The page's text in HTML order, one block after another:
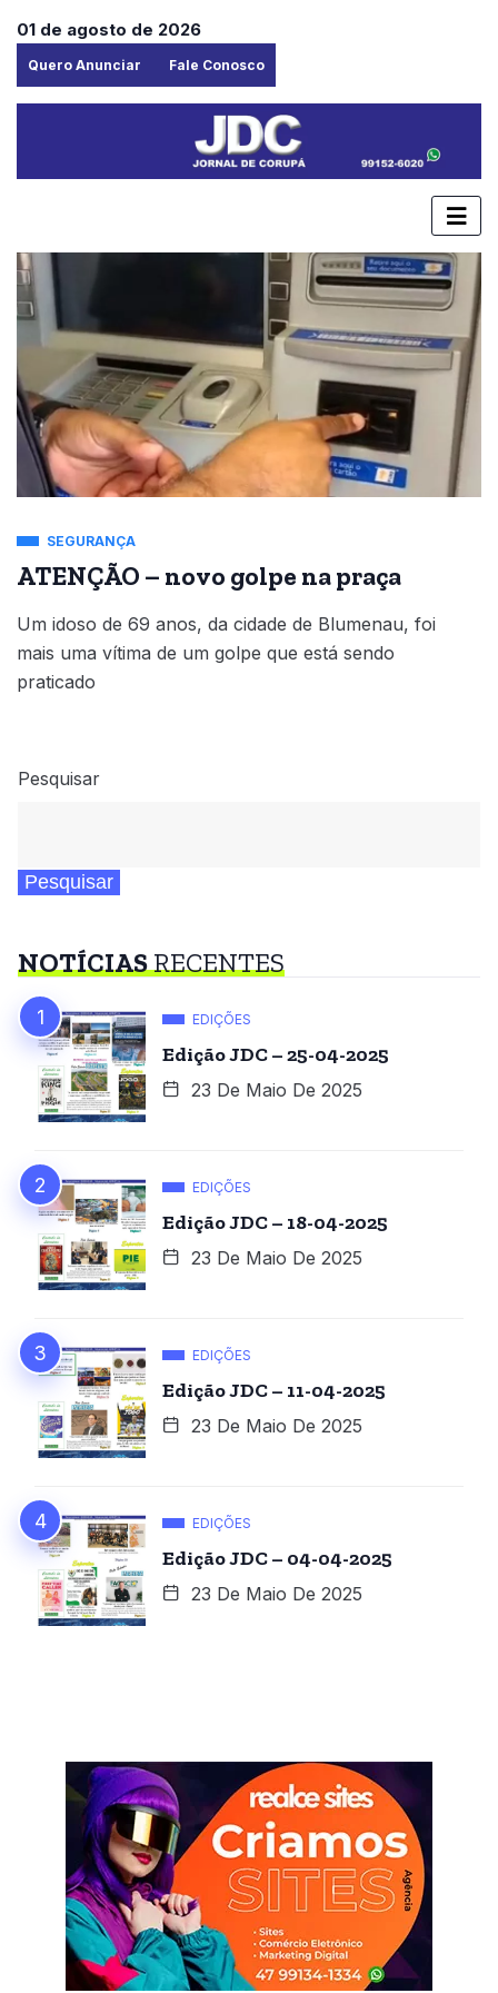
01 de agosto de 2026
Quero Anunciar Fale Conosco
SEGURANÇA
ATENÇÃO – novo golpe na praça
Um idoso de 69 anos, da cidade de Blumenau, foi
mais uma vítima de um golpe que está sendo
praticado
Pesquisar
Pesquisar
NOTÍCIASRECENTES
EDIÇÕES
Edição JDC – 25-04-2025
23 De Maio De 2025
EDIÇÕES
Edição JDC – 18-04-2025
23 De Maio De 2025
EDIÇÕES
Edição JDC – 11-04-2025
23 De Maio De 2025
EDIÇÕES
Edição JDC – 04-04-2025
23 De Maio De 2025